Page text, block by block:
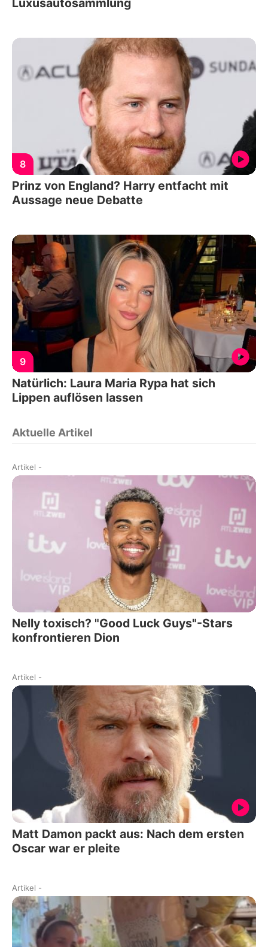
Luxusautosammlung
8
Prinz von England? Harry entfacht mit
Aussage neue Debatte
9
Natürlich: Laura Maria Rypa hat sich
Lippen auflösen lassen
Aktuelle Artikel
Artikel -
Nelly toxisch? "Good Luck Guys"-Stars
konfrontieren Dion
Artikel -
Matt Damon packt aus: Nach dem ersten
Oscar war er pleite
Artikel -